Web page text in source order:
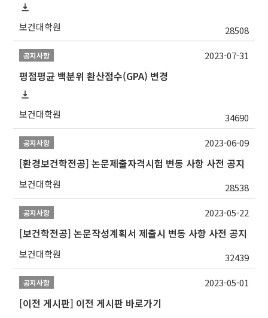
보건대학원 28508
공지사항
평점평균 백분위 환산점수(GPA) 변경
보건대학원 34690
2023-07-31
공지사항
[환경보건학전공] 논문제출자격시험 변동 사항 사전 공지
보건대학원 28538
2023-06-09
공지사항
[보건학전공] 논문작성계획서 제출시 변동 사항 사전 공지
보건대학원 32439
2023-05-22
공지사항
[이전 게시판] 이전 게시판 바로가기
2023-05-01